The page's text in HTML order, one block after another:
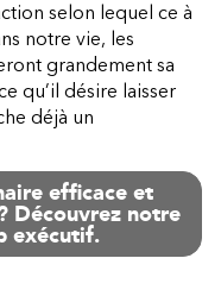
selon lequel ce à
notre vie, les
grandement sa
qu’il désire laisser
déjà un
efficace et
Découvrez notre
exécutif.